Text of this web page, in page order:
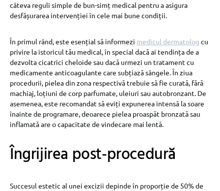
câteva reguli simple de bun-simț medical pentru a asigura
desfășurarea intervenției în cele mai bune condiții.
În primul rând, este esențial să informezi medicul dermatolog cu
privire la istoricul tău medical, în special dacă ai tendința de a
dezvolta cicatrici cheloide sau dacă urmezi un tratament cu
medicamente anticoagulante care subțiază sângele. În ziua
procedurii, pielea din zona respectivă trebuie să fie curată, fără
machiaj, loțiuni de corp parfumate, uleiuri sau autobronzant. De
asemenea, este recomandat să eviți expunerea intensă la soare
înainte de programare, deoarece pielea proaspăt bronzată sau
inflamată are o capacitate de vindecare mai lentă.
Îngrijirea post-procedură
Succesul estetic al unei excizii depinde în proporție de 50% de